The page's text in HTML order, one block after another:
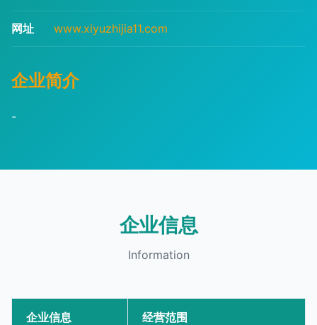
网址 www.xiyuzhijia11.com
企业简介
-
企业信息
Information
企业信息 经营范围